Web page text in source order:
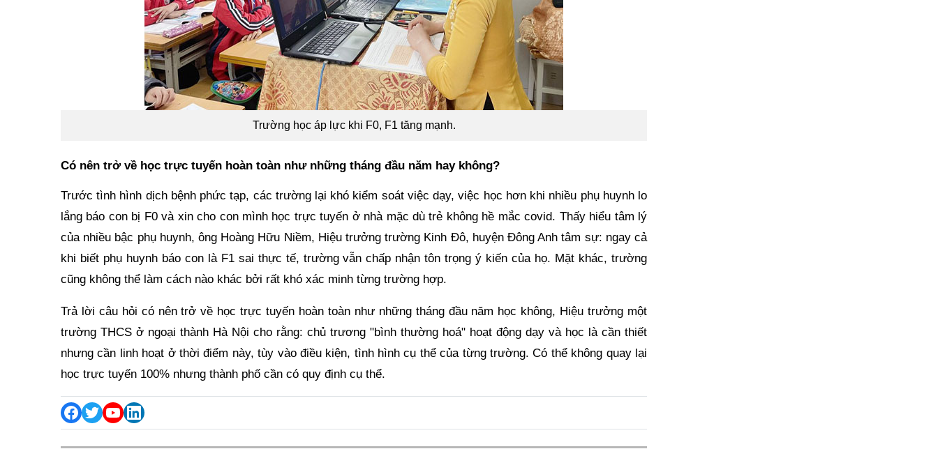
Trường học áp lực khi F0, F1 tăng mạnh.
Có nên trở về học trực tuyến hoàn toàn như những tháng đầu năm hay không?
Trước tình hình dịch bệnh phức tạp, các trường lại khó kiểm soát việc dạy, việc học hơn khi nhiều phụ huynh lo
lắng báo con bị F0 và xin cho con mình học trực tuyến ở nhà mặc dù trẻ không hề mắc covid. Thấy hiểu tâm lý
của nhiều bậc phụ huynh, ông Hoàng Hữu Niềm, Hiệu trưởng trường Kinh Đô, huyện Đông Anh tâm sự: ngay cả
khi biết phụ huynh báo con là F1 sai thực tế, trường vẫn chấp nhận tôn trọng ý kiến của họ. Mặt khác, trường
cũng không thể làm cách nào khác bởi rất khó xác minh từng trường hợp.
Trả lời câu hỏi có nên trở về học trực tuyến hoàn toàn như những tháng đầu năm học không, Hiệu trưởng một
trường THCS ở ngoại thành Hà Nội cho rằng: chủ trương "bình thường hoá" hoạt động dạy và học là cần thiết
nhưng cần linh hoạt ở thời điểm này, tùy vào điều kiện, tình hình cụ thể của từng trường. Có thể không quay lại
học trực tuyến 100% nhưng thành phố cần có quy định cụ thể.